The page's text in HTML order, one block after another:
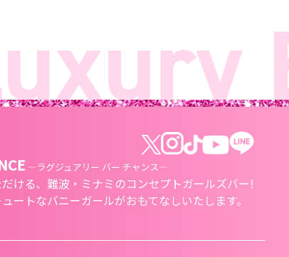
―ラグジュアリー バー チャンス―
ける、 難波・ミナミのコンセプトガールズバー!
ートなバニーガールがおもてなしいたします。